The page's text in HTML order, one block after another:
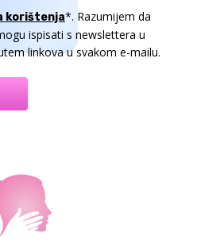
korištenja*. Razumijem da
ispisati s newslettera u
linkova u svakom e-mailu.